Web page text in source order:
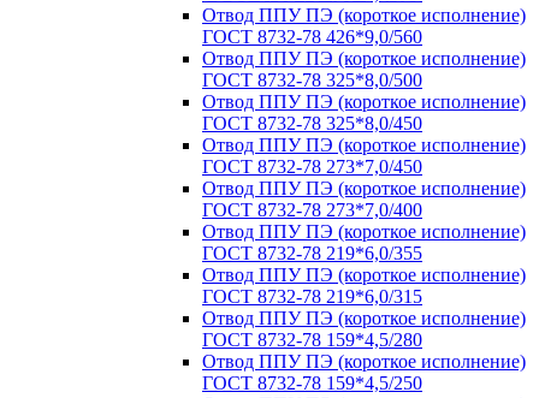
Отвод ППУ ПЭ (короткое исполнение)
ГОСТ 8732-78 426*9,0/560
Отвод ППУ ПЭ (короткое исполнение)
ГОСТ 8732-78 325*8,0/500
Отвод ППУ ПЭ (короткое исполнение)
ГОСТ 8732-78 325*8,0/450
Отвод ППУ ПЭ (короткое исполнение)
ГОСТ 8732-78 273*7,0/450
Отвод ППУ ПЭ (короткое исполнение)
ГОСТ 8732-78 273*7,0/400
Отвод ППУ ПЭ (короткое исполнение)
ГОСТ 8732-78 219*6,0/355
Отвод ППУ ПЭ (короткое исполнение)
ГОСТ 8732-78 219*6,0/315
Отвод ППУ ПЭ (короткое исполнение)
ГОСТ 8732-78 159*4,5/280
Отвод ППУ ПЭ (короткое исполнение)
ГОСТ 8732-78 159*4,5/250